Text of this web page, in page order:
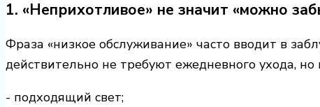
1. «Неприхотливое» не значит «можно
Фраза «низкое обслуживание» часто вводит в
действительно не требуют ежедневного ухода,
- подходящий свет;